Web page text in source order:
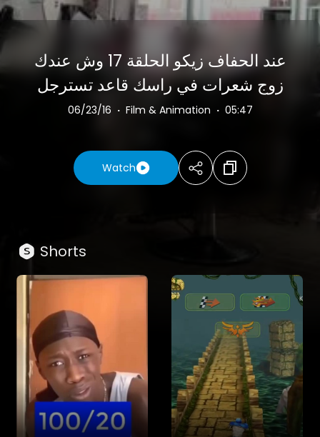
عند الحفاف زيكو الحلقة 17 وش عندك
زوج شعرات في راسك قاعد تسترجل
06/23/16 · Film & Animation · 05:47
Watch
Shorts